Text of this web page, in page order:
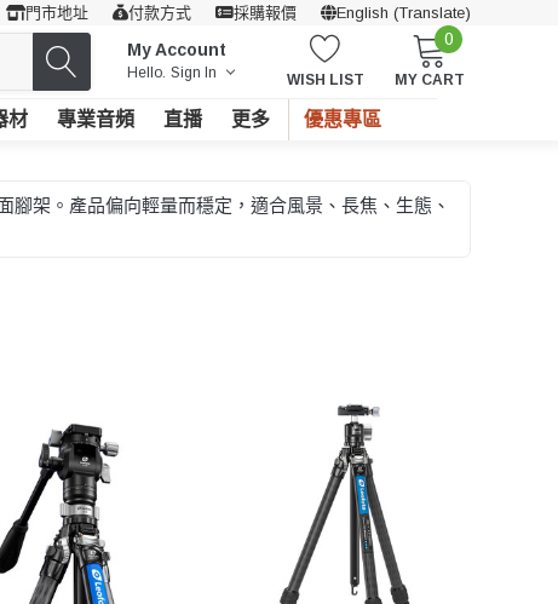
門市地址 付款方式 採購報價 English (Translate)
My Account
Hello. Sign In WISH LIST
0
MY CART
材 專業音頻 直播 更多 優惠專區
架。產品偏向輕量而穩定，適合風景、長焦、生態、